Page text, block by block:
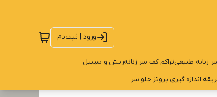
ورود | ثبت‌نام
زنانه طبیعیتراکم کف سر زنانهریش و سیبیل
اندازه گیری پروتز جلو سر